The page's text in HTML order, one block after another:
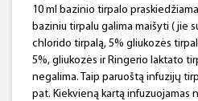
10 ml bazinio tirpalo
baziniu tirpalu galima maišyti ( jie
chlorido tirpalą, 5% gliukozės
5%, gliukozės ir Ringerio laktato
negalima. Taip paruoštą infuzijų
pat. Kiekvieną kartą infuzuojamas